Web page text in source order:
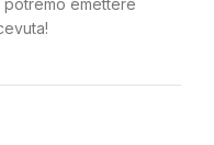
potremo emettere